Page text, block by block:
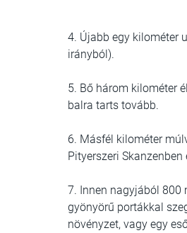
4. Újabb egy kilométer
irányból).
5. Bő három kilométer
balra tarts tovább.
6. Másfél kilométer
Pityerszeri
7. Innen nagyjából 800
gyönyörű portákkal
növényzet, vagy egy